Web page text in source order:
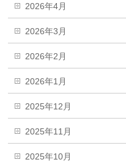
2026年4月
2026年3月
2026年2月
2026年1月
2025年12月
2025年11月
2025年10月